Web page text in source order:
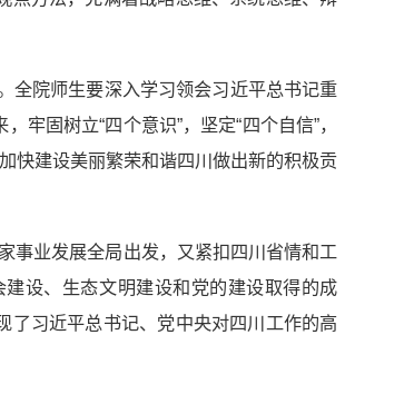
全院师生要深入学习领会习近平总书记重
固树立“四个意识”，坚定“四个自信”，
快建设美丽繁荣和谐四川做出新的积极贡
事业发展全局出发，又紧扣四川省情和工
设、生态文明建设和党的建设取得的成
了习近平总书记、党中央对四川工作的高